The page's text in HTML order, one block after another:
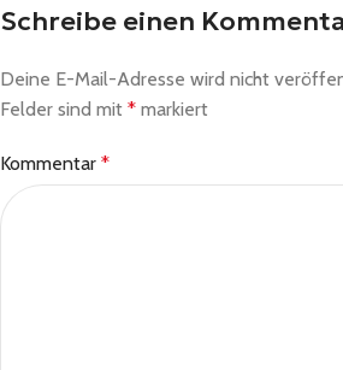
Schreibe einen
Deine E-Mail-Adresse wird nicht
Felder sind mit * markiert
Kommentar *